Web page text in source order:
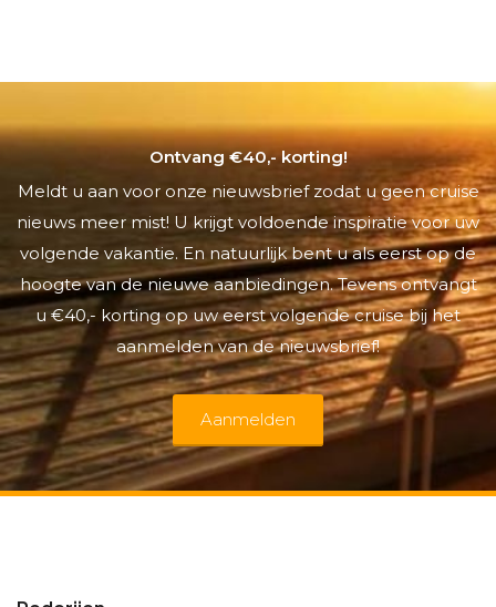
Ontvang €40,- korting!
Meldt u aan voor onze nieuwsbrief zodat u geen cruise
nieuws meer mist! U krijgt voldoende inspiratie voor uw
volgende vakantie. En natuurlijk bent u als eerst op de
hoogte van de nieuwe aanbiedingen. Tevens ontvangt
u €40,- korting op uw eerst volgende cruise bij het
aanmelden van de nieuwsbrief!
Aanmelden